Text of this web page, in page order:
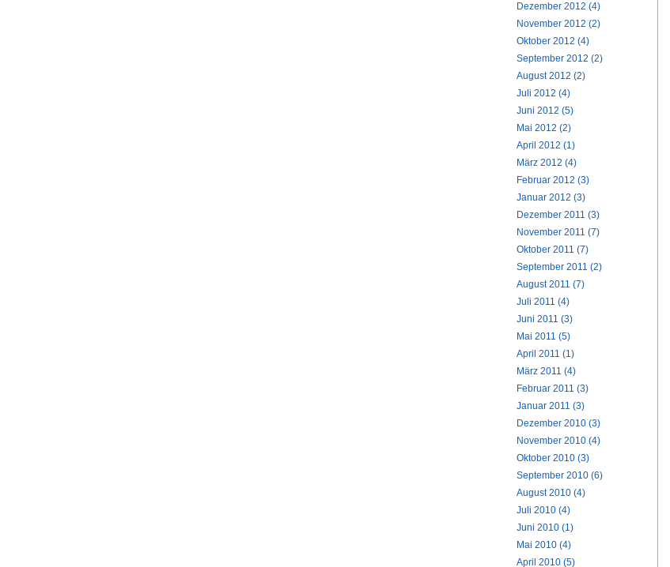
Dezember 2012 (4)
November 2012 (2)
Oktober 2012 (4)
September 2012 (2)
August 2012 (2)
Juli 2012 (4)
Juni 2012 (5)
Mai 2012 (2)
April 2012 (1)
März 2012 (4)
Februar 2012 (3)
Januar 2012 (3)
Dezember 2011 (3)
November 2011 (7)
Oktober 2011 (7)
September 2011 (2)
August 2011 (7)
Juli 2011 (4)
Juni 2011 (3)
Mai 2011 (5)
April 2011 (1)
März 2011 (4)
Februar 2011 (3)
Januar 2011 (3)
Dezember 2010 (3)
November 2010 (4)
Oktober 2010 (3)
September 2010 (6)
August 2010 (4)
Juli 2010 (4)
Juni 2010 (1)
Mai 2010 (4)
April 2010 (5)